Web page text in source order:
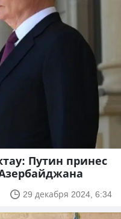
Путин принес
29 декабря 2024, 6:34